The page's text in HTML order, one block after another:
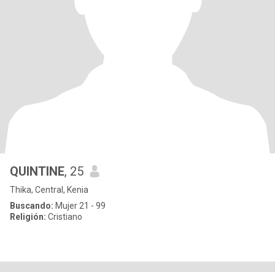
QUINTINE, 25
Thika, Central, Kenia
Buscando: Mujer 21 - 99
Religión: Cristiano